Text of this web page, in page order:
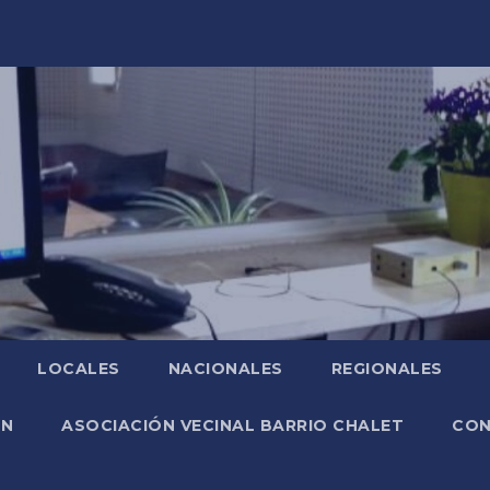
LOCALES NACIONALES REGIONALES
ASOCIACIÓN VECINAL BARRIO CHALET